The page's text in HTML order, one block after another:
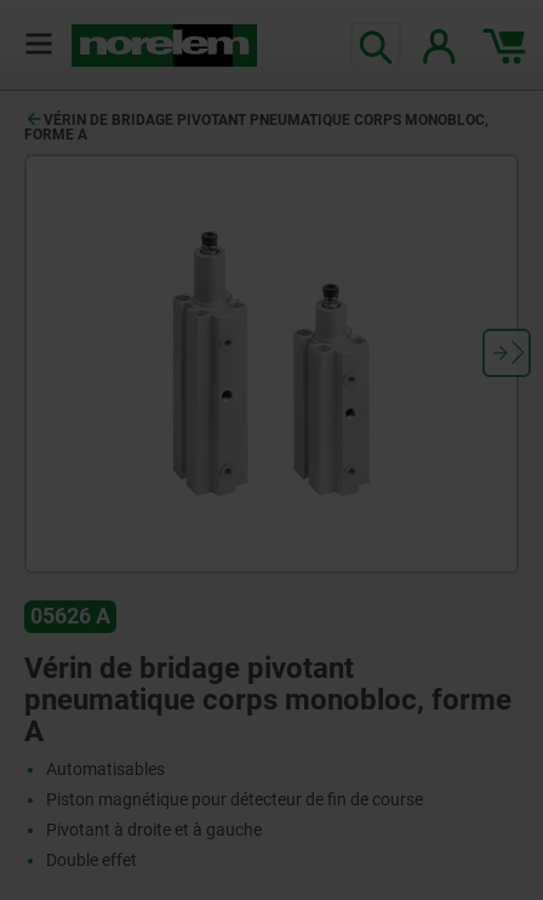
VÉRIN DE BRIDAGE PIVOTANT PNEUMATIQUE CORPS MONOBLOC,
FORME A
05626 A
Vérin de bridage pivotant
pneumatique corps monobloc, forme
A
Automatisables
Piston magnétique pour détecteur de fin de course
Pivotant à droite et à gauche
Double effet